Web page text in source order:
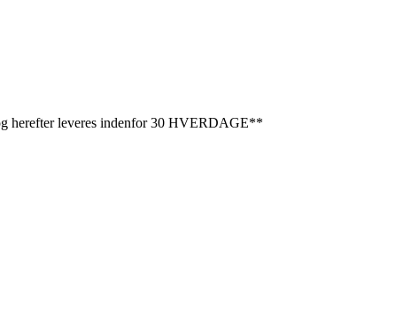
leveres indenfor 30 HVERDAGE**